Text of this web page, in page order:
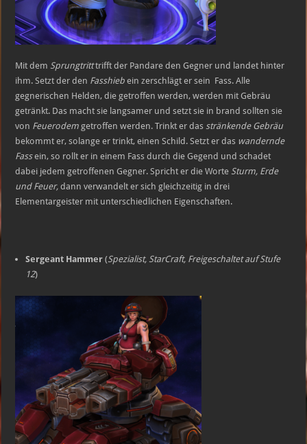
Mit dem Sprungtritttrifft der Pandare den Gegner und landet hinter
ihm. Setzt der den Fasshieb ein zerschlägt er sein Fass. Alle
gegnerischen Helden, die getroffen werden, werden mit Gebräu
getränkt. Das macht sie langsamer und setzt sie in brand sollten sie
von Feuerodem getroffen werden. Trinkt er das stränkende Gebräu
bekommt er, solange er trinkt, einen Schild. Setzt er das wandernde
Fassein, so rollt er in einem Fass durch die Gegend und schadet
dabei jedem getroffenen Gegner. Spricht er die Worte Sturm, Erde
und Feuer,dann verwandelt er sich gleichzeitig in drei
Elementargeister mit unterschiedlichen Eigenschaften.
Sergeant Hammer (Spezialist, StarCraft, Freigeschaltet auf Stufe
12)